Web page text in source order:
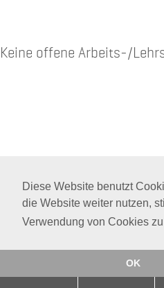
Diese Website benutzt
die Website weiter nutzen,
Verwendung von Cookies
OK
Keine offene Arbeits-/
AGB·Jobs ·